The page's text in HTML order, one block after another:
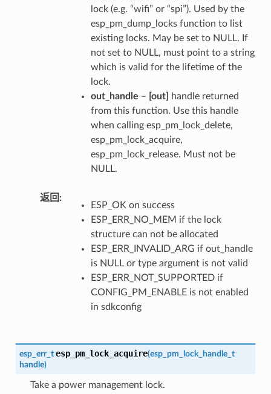
lock (e.g. “wifi” or “spi”). Used by the
esp_pm_dump_locks function to list
existing locks. May be set to NULL. If
not set to NULL, must point to a string
which is valid for the lifetime of the
lock.
out_handle – [out]
handle returned
from this function. Use this handle
when calling esp_pm_lock_delete,
esp_pm_lock_acquire,
esp_pm_lock_release. Must not be
NULL.
返回
ESP_OK on success
ESP_ERR_NO_MEM if the lock
structure can not be allocated
ESP_ERR_INVALID_ARG if out_handle
is NULL or type argument is not valid
ESP_ERR_NOT_SUPPORTED if
CONFIG_PM_ENABLE is not enabled
in sdkconfig
esp_err_t esp_pm_lock_acquire(esp_pm_lock_handle_t
handle)
Take a power management lock.